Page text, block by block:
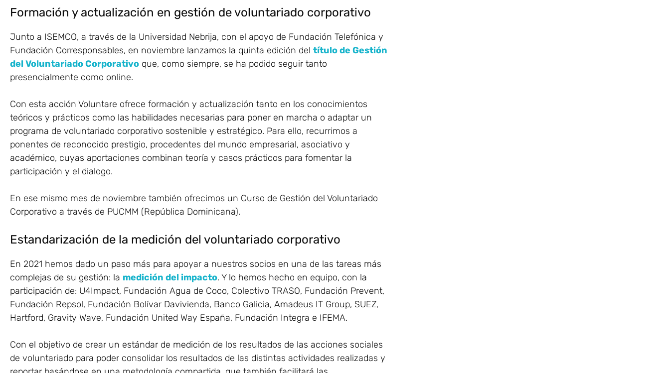
Formación y actualización en gestión de voluntariado corporativo
Junto a ISEMCO, a través de la Universidad Nebrija, con el apoyo de Fundación Telefónica y
Fundación Corresponsables, en noviembre lanzamos la quinta edición del título de Gestión
del Voluntariado Corporativo que, como siempre, se ha podido seguir tanto
presencialmente como online.
Con esta acción Voluntare ofrece formación y actualización tanto en los conocimientos
teóricos y prácticos como las habilidades necesarias para poner en marcha o adaptar un
programa de voluntariado corporativo sostenible y estratégico. Para ello, recurrimos a
ponentes de reconocido prestigio, procedentes del mundo empresarial, asociativo y
académico, cuyas aportaciones combinan teoría y casos prácticos para fomentar la
participación y el dialogo.
En ese mismo mes de noviembre también ofrecimos un Curso de Gestión del Voluntariado
Corporativo a través de PUCMM (República Dominicana).
Estandarización de la medición del voluntariado corporativo
En 2021 hemos dado un paso más para apoyar a nuestros socios en una de las tareas más
complejas de su gestión: la medición del impacto. Y lo hemos hecho en equipo, con la
participación de: U4Impact, Fundación Agua de Coco, Colectivo TRASO, Fundación Prevent,
Fundación Repsol, Fundación Bolívar Davivienda, Banco Galicia, Amadeus IT Group, SUEZ,
Hartford, Gravity Wave, Fundación United Way España, Fundación Integra e IFEMA.
Con el objetivo de crear un estándar de medición de los resultados de las acciones sociales
de voluntariado para poder consolidar los resultados de las distintas actividades realizadas y